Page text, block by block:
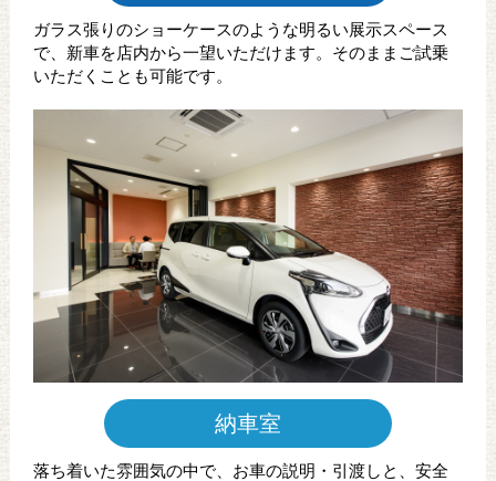
ガラス張りのショーケースのような明るい展示スペース
で、新車を店内から一望いただけます。そのままご試乗
いただくことも可能です。
納車室
落ち着いた雰囲気の中で、お車の説明・引渡しと、安全